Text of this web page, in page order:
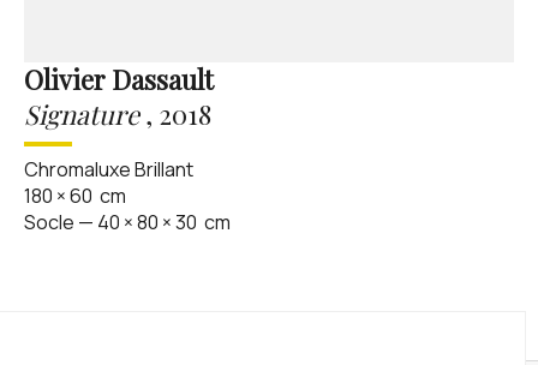
Olivier Dassault
Signature, 2018
Chromaluxe Brillant
180 ×60 cm
Socle — 40 ×80 ×30 cm